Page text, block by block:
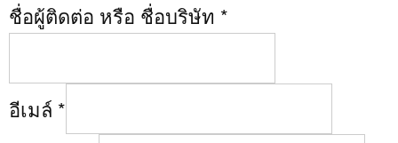
ชื่อผู้ติดต่อ หรือ ชื่อบริษัท *
อีเมล์ *